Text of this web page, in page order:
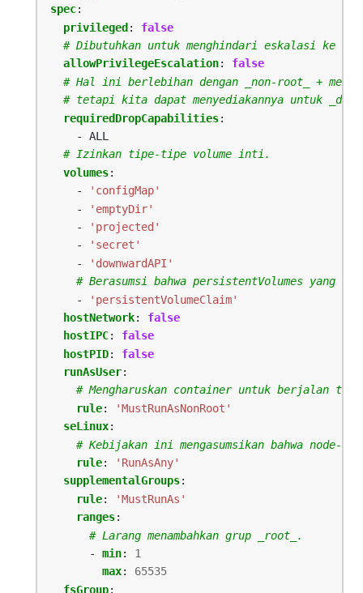
spec:
privileged :
false
# Dibutuhkan untuk menghindari eskalasi ke
allowPrivilegeEscalation:
false
# Hal ini berlebihan dengan _non-root_ +
# tetapi kita dapat menyediakannya untuk
requiredDropCapabilities:
- ALL
# Izinkan tipe-tipe volume inti.
volumes:
-
'configMap'
-
'emptyDir'
-
'projected'
-
'secret'
-
'downwardAPI'
# Berasumsi bahwa persistentVolumes yang
-
'persistentVolumeClaim'
hostNetwork:
false
hostIPC:
false
hostPID:
false
runAsUser:
# Mengharuskan container untuk berjalan
rule:
'MustRunAsNonRoot'
seLinux:
# Kebijakan ini mengasumsikan bahwa node-
rule:
'RunAsAny'
supplementalGroups:
rule:
'MustRunAs'
ranges:
# Larang menambahkan grup _root_.
- min:
1
max:
65535
fsGroup: